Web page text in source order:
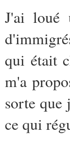
J'ai loué
qui était
m'a
sorte que
ce qui